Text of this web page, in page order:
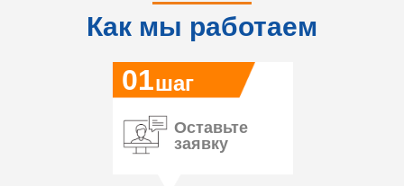
Как мы работаем
01
Оставьте
заявку
шаг